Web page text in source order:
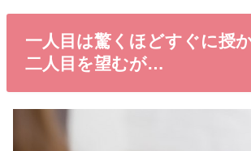
一人目は驚くほどすぐに授か
二人目を望むが…